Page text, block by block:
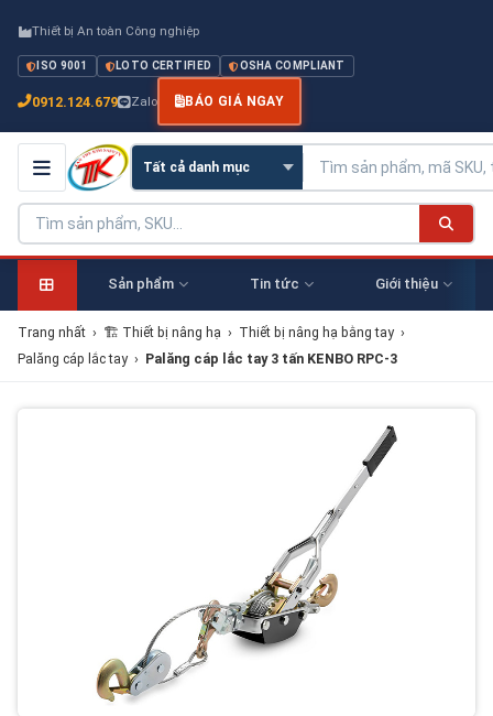
Thiết bị An toàn Công nghiệp
ISO 9001 LOTO CERTIFIED OSHA COMPLIANT
0912.124.679 Zalo BÁO GIÁ NGAY
Sản phẩm Tin tức Giới thiệu
Trang nhất › 🏗 Thiết bị nâng hạ › Thiết bị nâng hạ bằng tay ›
Palăng cáp lắc tay › Palăng cáp lắc tay 3 tấn KENBO RPC-3